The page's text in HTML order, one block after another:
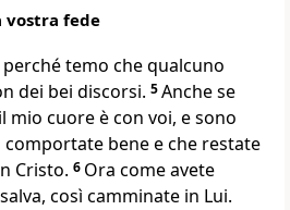
vostra fede
temo che qualcuno
dei bei discorsi. 5Anche se
mio cuore è con voi, e sono
comportate bene e che restate
Cristo. 6 Ora come avete
così camminate in Lui.